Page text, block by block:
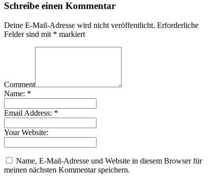
Schreibe einen Kommentar
Deine E-Mail-Adresse wird nicht veröffentlicht. Erforderliche
Felder sind mit * markiert
Comment
Name: *
Email Address: *
Your Website:
Name, E-Mail-Adresse und Website in diesem Browser für
meinen nächsten Kommentar speichern.